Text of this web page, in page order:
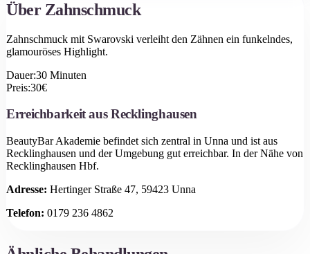
Über Zahnschmuck
Zahnschmuck mit Swarovski verleiht den Zähnen ein funkelndes,
glamouröses Highlight.
Dauer:30 Minuten
Preis:30€
Erreichbarkeit ausRecklinghausen
BeautyBar Akademie befindet sich zentral in Unna und ist aus
Recklinghausen und der Umgebung gut erreichbar. In der Nähe von
Recklinghausen Hbf.
Adresse: Hertinger Straße 47, 59423 Unna
Telefon: 0179 236 4862